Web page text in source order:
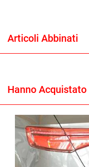
Articoli Abbinati
Hanno Acquistato